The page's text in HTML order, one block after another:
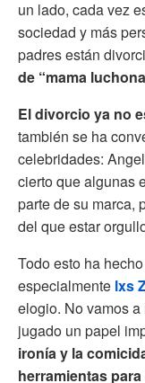
un lado, cada vez
sociedad y más
padres están
de “mama
El divorcio ya no
también se ha
celebridades:
cierto que algunas
parte de su marca,
del que estar
Todo esto ha
especialmente lxs
elogio. No vamos
jugado un papel
ironía y la
herramientas